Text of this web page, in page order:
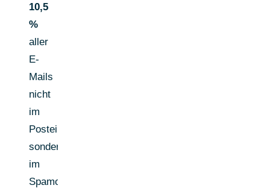
10,5
%
aller
E-
Mails
nicht
im
Posteingang,
sondern
im
Spamordner